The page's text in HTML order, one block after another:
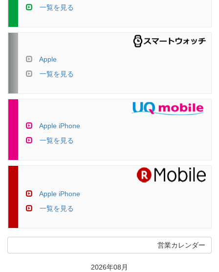
一覧を見る
Apple
一覧を見る
Apple iPhone
一覧を見る
Apple iPhone
一覧を見る
営業カレンダー
2026年08月